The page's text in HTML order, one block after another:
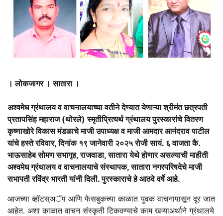
। लोकजागर । सातारा ।
अश्वमेध ग्रंथालय व वाचनालयाच्या वतीने देण्यात येणाऱ्या श्रीमंत छत्रपती
प्रतापसिंह महाराज (थोरले) स्मृतीप्रित्यर्थ ग्रंथालय पुरस्कारांचे वितरण
कृष्णाखोरे विकास मंडळाचे माजी उपाध्यक्ष व माजी आमदार आनंदराव पाटील
यांचे हस्ते रविवार, दिनांक १९ जानेवारी २०२५ रोजी सायं. ६ वाजता कै.
भाऊसाहेब सोमण सभागृह, राजवाडा, सातारा येथे होणार असल्याची माहीती
अश्वमेध ग्रंथालय व वाचनालयाचे संस्थापक, सातारा नगरपरिषदेचे माजी
सभापती रविंद्र भारती यांनी दिली. पुरस्काराचे हे आठवे वर्षे आहे.
आजच्या व्हॉटस्अॅप आणि फेसबुकच्या काळात युवक वाचनापासून दूर जात
आहेत. अशा काळात वाचन संस्कृती टिकवण्याचे काम खऱ्याअर्थाने ग्रंथालये